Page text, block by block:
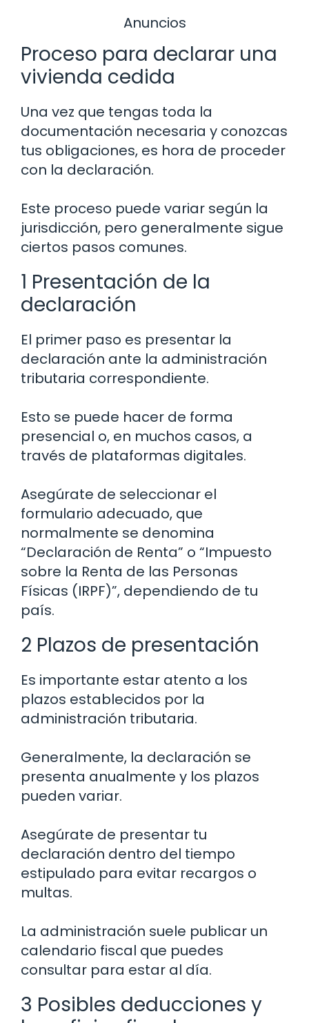
Anuncios
Proceso para declarar una
vivienda cedida
Una vez que tengas toda la
documentación necesaria y conozcas
tus obligaciones, es hora de proceder
con la declaración.
Este proceso puede variar según la
jurisdicción, pero generalmente sigue
ciertos pasos comunes.
1 Presentación de la
declaración
El primer paso es presentar la
declaración ante la administración
tributaria correspondiente.
Esto se puede hacer de forma
presencial o, en muchos casos, a
través de plataformas digitales.
Asegúrate de seleccionar el
formulario adecuado, que
normalmente se denomina
“Declaración de Renta” o “Impuesto
sobre la Renta de las Personas
Físicas (IRPF)”, dependiendo de tu
país.
2 Plazos de presentación
Es importante estar atento a los
plazos establecidos por la
administración tributaria.
Generalmente, la declaración se
presenta anualmente y los plazos
pueden variar.
Asegúrate de presentar tu
declaración dentro del tiempo
estipulado para evitar recargos o
multas.
La administración suele publicar un
calendario fiscal que puedes
consultar para estar al día.
3 Posibles deducciones y